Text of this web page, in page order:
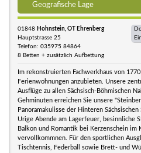
Geografische Lage
01848 Hohnstein, OT Ehrenberg
Hauptstrasse 25
Telefon: 035975 84864
8 Betten + zusätzlich Aufbettung
Im rekonstruierten Fachwerkhaus von
Ferienwohnungen anzubieten. Unsere
Ausflüge zu allen Sächsisch-Böhmischen
Gehminuten erreichen Sie unsere
Panoramakulisse der Hinteren Sächsischen
Urige Abende am Lagerfeuer, besinnliche
Balkon und Romantik bei Kerzenschein
vervollkommnen. Für den sportlichen
Tischtennis, Federball sowie Brett- und